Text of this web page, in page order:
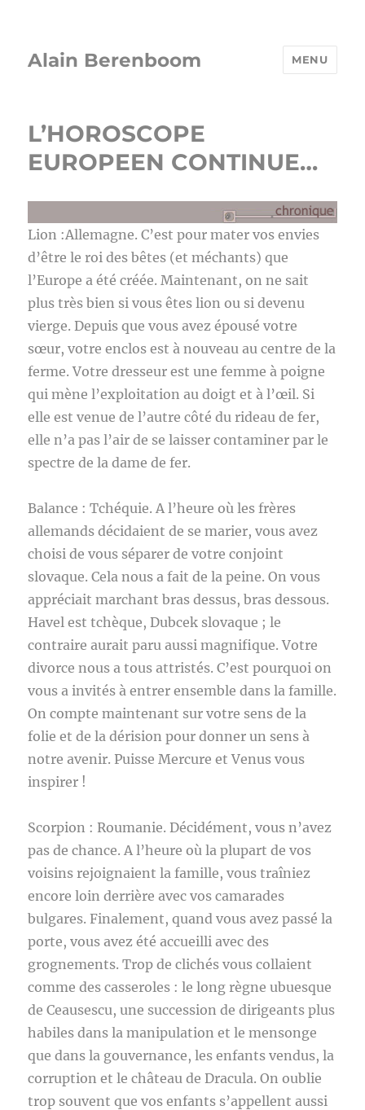
Alain Berenboom MENU
L’HOROSCOPE
EUROPEEN CONTINUE…
Lion :Allemagne. C’est pour mater vos envies
d’être le roi des bêtes (et méchants) que
l’Europe a été créée. Maintenant, on ne sait
plus très bien si vous êtes lion ou si devenu
vierge. Depuis que vous avez épousé votre
sœur, votre enclos est à nouveau au centre de la
ferme. Votre dresseur est une femme à poigne
qui mène l’exploitation au doigt et à l’œil. Si
elle est venue de l’autre côté du rideau de fer,
elle n’a pas l’air de se laisser contaminer par le
spectre de la dame de fer.
Balance : Tchéquie. A l’heure où les frères
allemands décidaient de se marier, vous avez
choisi de vous séparer de votre conjoint
slovaque. Cela nous a fait de la peine. On vous
appréciait marchant bras dessus, bras dessous.
Havel est tchèque, Dubcek slovaque ; le
contraire aurait paru aussi magnifique. Votre
divorce nous a tous attristés. C’est pourquoi on
vous a invités à entrer ensemble dans la famille.
On compte maintenant sur votre sens de la
folie et de la dérision pour donner un sens à
notre avenir. Puisse Mercure et Venus vous
inspirer !
Scorpion : Roumanie. Décidément, vous n’avez
pas de chance. A l’heure où la plupart de vos
voisins rejoignaient la famille, vous traîniez
encore loin derrière avec vos camarades
bulgares. Finalement, quand vous avez passé la
porte, vous avez été accueilli avec des
grognements. Trop de clichés vous collaient
comme des casseroles : le long règne ubuesque
de Ceausescu, une succession de dirigeants plus
habiles dans la manipulation et le mensonge
que dans la gouvernance, les enfants vendus, la
corruption et le château de Dracula. On oublie
trop souvent que vos enfants s’appellent aussi